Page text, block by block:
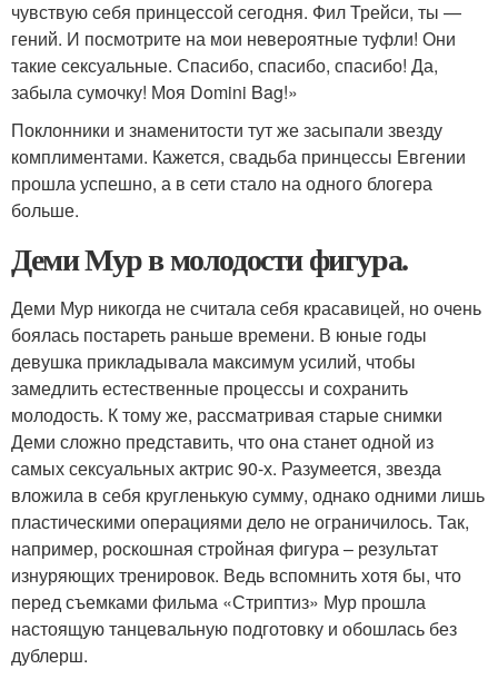
чувствую себя принцессой сегодня. Фил Трейси, ты —
гений. И посмотрите на мои невероятные туфли! Они
такие сексуальные. Спасибо, спасибо, спасибо! Да,
забыла сумочку! Моя Domini Bag!»
Поклонники и знаменитости тут же засыпали звезду
комплиментами. Кажется, свадьба принцессы Евгении
прошла успешно, а в сети стало на одного блогера
больше.
Деми Мур в молодости фигура.
Деми Мур никогда не считала себя красавицей, но очень
боялась постареть раньше времени. В юные годы
девушка прикладывала максимум усилий, чтобы
замедлить естественные процессы и сохранить
молодость. К тому же, рассматривая старые снимки
Деми сложно представить, что она станет одной из
самых сексуальных актрис 90-х. Разумеется, звезда
вложила в себя кругленькую сумму, однако одними лишь
пластическими операциями дело не ограничилось. Так,
например, роскошная стройная фигура – результат
изнуряющих тренировок. Ведь вспомнить хотя бы, что
перед съемками фильма «Стриптиз» Мур прошла
настоящую танцевальную подготовку и обошлась без
дублерш.